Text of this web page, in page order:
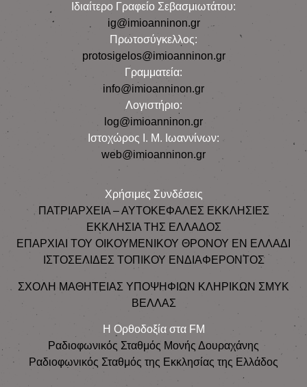
Iδιαίτερο Γραφείο Σεβασμιωτάτου:
ig@imioanninon.gr
Πρωτοσύγκελλος:
protosigelos@imioanninon.gr
Γραμματεία:
info@imioanninon.gr
Λογιστήριο:
log@imioanninon.gr
Ιστοχώρος Ι. Μ. Ιωαννίνων:
web@imioanninon.gr
Χρήσιμες Συνδέσεις
ΠΑΤΡΙΑΡΧΕΙΑ – ΑΥΤΟΚΕΦΑΛΕΣ ΕΚΚΛΗΣΙΕΣ
ΕΚΚΛΗΣΙΑ ΤΗΣ ΕΛΛΑΔΟΣ
ΕΠΑΡΧΙΑΙ ΤΟΥ ΟΙΚΟΥΜΕΝΙΚΟΥ ΘΡΟΝΟΥ ΕΝ ΕΛΛΑΔΙ
ΙΣΤΟΣΕΛΙΔΕΣ ΤΟΠΙΚΟΥ ΕΝΔΙΑΦΕΡΟΝΤΟΣ
ΣΧΟΛΗ ΜΑΘΗΤΕΙΑΣ ΥΠΟΨΗΦΙΩΝ ΚΛΗΡΙΚΩΝ ΣΜΥΚ
ΒΕΛΛΑΣ
Η Ορθοδοξία στα FM
Ραδιοφωνικός Σταθμός Μονής Δουραχάνης
Ραδιοφωνικός Σταθμός της Εκκλησίας της Ελλάδος